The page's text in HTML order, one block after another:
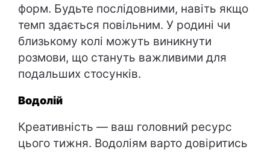
форм. Будьте послідовними, навіть якщо
темп здається повільним. У родині чи
близькому колі можуть виникнути
розмови, що стануть важливими для
подальших стосунків.
Водолій
Креативність — ваш головний ресурс
цього тижня. Водоліям варто довіритись